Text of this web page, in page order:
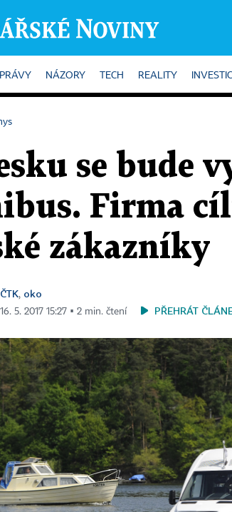
NÁZORY TECH REALITY
se bude
Firma
zákazníky
ČTK, oko
16. 5. 2017 15:27 ▪ 2 min. čtení PŘEHRÁT